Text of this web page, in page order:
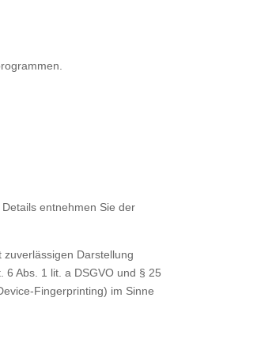
entnehmen Sie der
Darstellung
Abs. 1 lit. a DSGVO und § 25
Fingerprinting) im Sinne